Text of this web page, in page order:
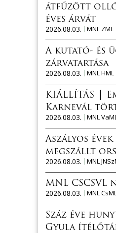
átfűzött olló
éves árvát
2026.08.03.
MNL ZML
A kutató- és
zárvatartása
2026.08.03.
MNL HML
KIÁLLÍTÁS │
Karnevál
2026.08.03.
MNL VaML
Aszályos
megszállt
2026.08.03.
MNL
MNL
2026.08.03.
MNL CsML
Száz éve
Gyula